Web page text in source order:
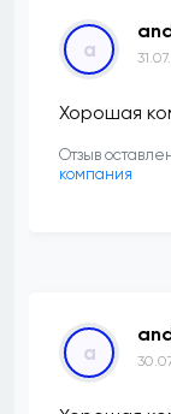
a
Хорошая
Отзыв
компания
a